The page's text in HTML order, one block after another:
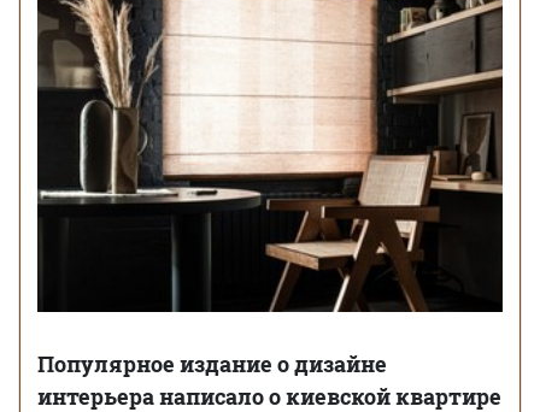
Популярное издание о дизайне
интерьера написало о киевской квартире